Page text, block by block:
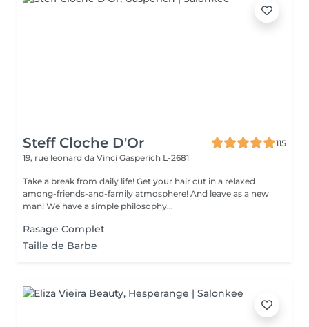
Steff Cloche D'Or
115
19, rue leonard da Vinci Gasperich L-2681
Take a break from daily life! Get your hair cut in a relaxed
among-friends-and-family atmosphere! And leave as a new
man! We have a simple philosophy...
Rasage Complet
Taille de Barbe